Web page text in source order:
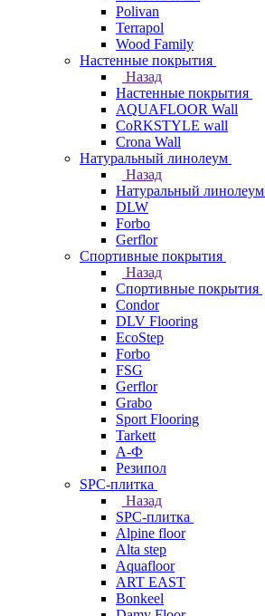
Polivan
Terrapol
Wood Family
Настенные покрытия
Назад
Настенные покрытия
AQUAFLOOR Wall
CoRKSTYLE wall
Crona Wall
Натуральный линолеум
Назад
Натуральный линолеум
DLW
Forbo
Gerflor
Спортивные покрытия
Назад
Спортивные покрытия
Condor
DLV Flooring
EcoStep
Forbo
FSG
Gerflor
Grabo
Sport Flooring
Tarkett
А-Ф
Резипол
SPC-плитка
Назад
SPC-плитка
Alpine floor
Alta step
Aquafloor
ART EAST
Bonkeel